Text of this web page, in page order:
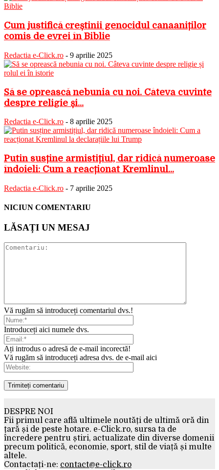
Cum justifică creștinii genocidul canaaniților
comis de evrei în Biblie
Redactia e-Click.ro - 9 aprilie 2025
Să se oprească nebunia cu noi. Câteva cuvinte
despre religie și...
Redactia e-Click.ro - 8 aprilie 2025
Putin susține armistițiul, dar ridică numeroase
îndoieli: Cum a reacționat Kremlinul...
Redactia e-Click.ro - 7 aprilie 2025
NICIUN COMENTARIU
LĂSAȚI UN MESAJ
Vă rugăm să introduceți comentariul dvs.!
Introduceți aici numele dvs.
Ați introdus o adresă de e-mail incorectă!
Vă rugăm să introduceți adresa dvs. de e-mail aici
DESPRE NOI
Fii primul care află ultimele noutăți de ultimă oră din
țară și de peste hotare. e-Click.ro, sursa ta de
încredere pentru știri, actualizate din diverse domenii
precum politică, economie, sport, stil de viață și multe
altele.
Contactați-ne: contact@e-click.ro